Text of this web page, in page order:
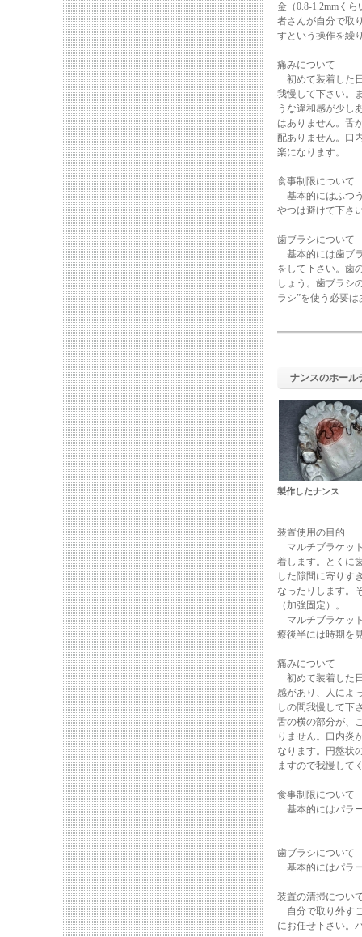
金（0.8-1.2mmく
者さんが自分で取
すという操作を繰
痛みについて
初めて装着した
我慢して下さい。
うな違和感が少し
はありません。舌
配ありません。口
楽になります。
食事制限について
基本的にはふつ
やつは避けて下さ
歯ブラシについて
基本的には歯ブ
をして下さい。歯
しょう。歯ブラシ
ラシ”を使う必要
ナンスのホール
製作したナンス
装置使用の目的
マルチブラケッ
着します。とくに
した隙間に寄りす
なったりします。
（加強固定）。
マルチブラケッ
療後半には時期を
痛みについて
初めて装着した
感があり、人によ
しの間我慢して下
舌の横の部分が、
りません。口内炎
なります。円盤状
ますので我慢して
食事制限について
基本的にはパラ
歯ブラシについて
基本的にはパラ
装置の清掃につい
自分で取り外す
にお任せ下さい。